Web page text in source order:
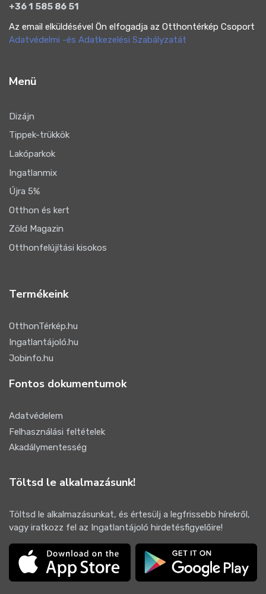
+36 1 585 86 51
Az email elküldésével Ön elfogadja az Otthontérkép Csoport
Adatvédelmi -és Adatkezelési Szabályzatát
Menü
Dizájn
Tippek-trükkök
Lakóparkok
Ingatlanmix
Újra 5%
Otthon és kert
Zöld Magazin
Otthonfelújítási kisokos
Termékeink
OtthonTérkép.hu
Ingatlantájoló.hu
Jobinfo.hu
Fontos dokumentumok
Adatvédelem
Felhasználási feltételek
Akadálymentesség
Töltsd le alkalmazásunk!
Töltsd le alkalmazásunkat, és értesülj a legfrissebb hírekről,
vagy iratkozz fel az Ingatlantájoló hirdetésfigyelőire!